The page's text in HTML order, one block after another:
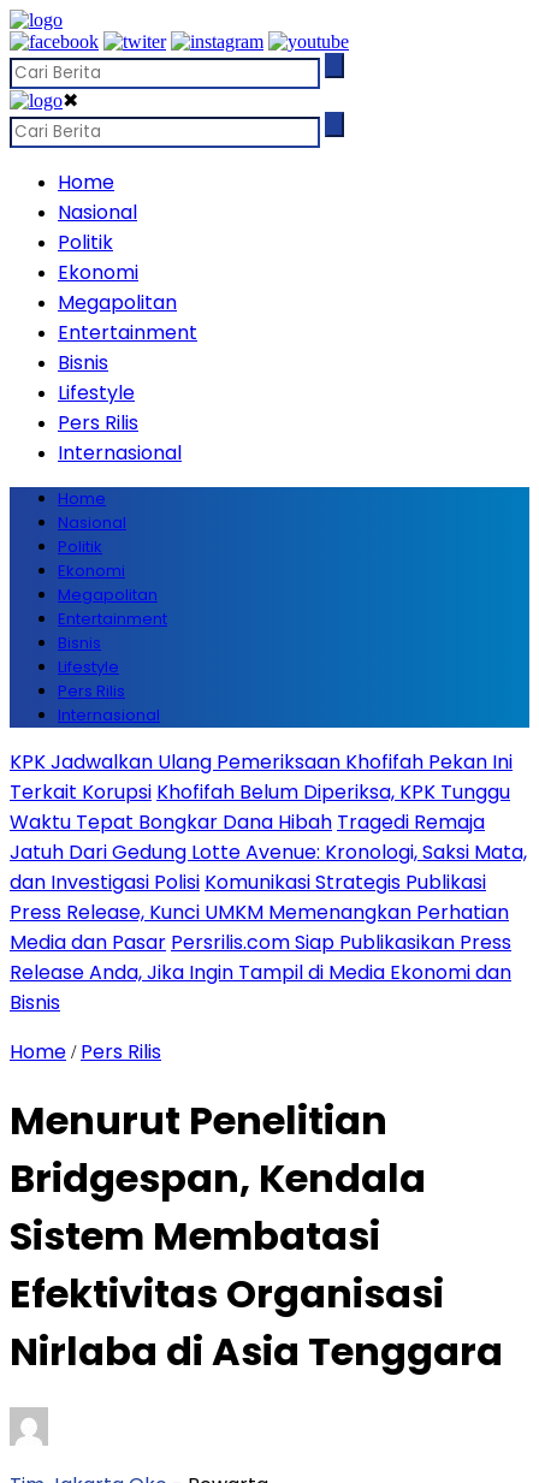
✖
Home
Nasional
Politik
Ekonomi
Megapolitan
Entertainment
Bisnis
Lifestyle
Pers Rilis
Internasional
Home
Nasional
Politik
Ekonomi
Megapolitan
Entertainment
Bisnis
Lifestyle
Pers Rilis
Internasional
KPK Jadwalkan Ulang Pemeriksaan Khofifah Pekan Ini
Terkait Korupsi Khofifah Belum Diperiksa, KPK Tunggu
Waktu Tepat Bongkar Dana Hibah Tragedi Remaja
Jatuh Dari Gedung Lotte Avenue: Kronologi, Saksi Mata,
dan Investigasi Polisi Komunikasi Strategis Publikasi
Press Release, Kunci UMKM Memenangkan Perhatian
Media dan Pasar Persrilis.com Siap Publikasikan Press
Release Anda, Jika Ingin Tampil di Media Ekonomi dan
Bisnis
Home / Pers Rilis
Menurut Penelitian
Bridgespan, Kendala
Sistem Membatasi
Efektivitas Organisasi
Nirlaba di Asia Tenggara